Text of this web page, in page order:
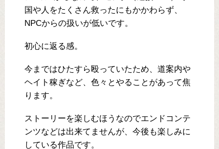
国や人をたくさん救ったにもかかわらず、
NPCからの扱いが低いです。
初心に返る感。
今まではひたすら殴っていたため、道案内や
ヘイト稼ぎなど、色々とやることがあって焦
ります。
ストーリーを楽しむほうなのでエンドコンテ
ンツなどは出来てませんが、今後も楽しみに
している作品です。